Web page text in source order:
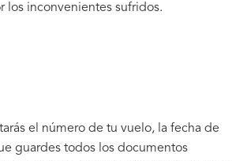
los inconvenientes sufridos.
el número de tu vuelo, la fecha de
guardes todos los documentos